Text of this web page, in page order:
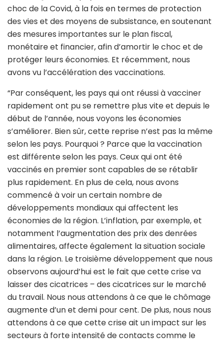
choc de la Covid, à la fois en termes de protection
des vies et des moyens de subsistance, en soutenant
des mesures importantes sur le plan fiscal,
monétaire et financier, afin d’amortir le choc et de
protéger leurs économies. Et récemment, nous
avons vu l’accélération des vaccinations.
“Par conséquent, les pays qui ont réussi à vacciner
rapidement ont pu se remettre plus vite et depuis le
début de l’année, nous voyons les économies
s’améliorer. Bien sûr, cette reprise n’est pas la même
selon les pays. Pourquoi ? Parce que la vaccination
est différente selon les pays. Ceux qui ont été
vaccinés en premier sont capables de se rétablir
plus rapidement. En plus de cela, nous avons
commencé à voir un certain nombre de
développements mondiaux qui affectent les
économies de la région. L’inflation, par exemple, et
notamment l’augmentation des prix des denrées
alimentaires, affecte également la situation sociale
dans la région. Le troisième développement que nous
observons aujourd’hui est le fait que cette crise va
laisser des cicatrices – des cicatrices sur le marché
du travail. Nous nous attendons à ce que le chômage
augmente d’un et demi pour cent. De plus, nous nous
attendons à ce que cette crise ait un impact sur les
secteurs à forte intensité de contacts comme le